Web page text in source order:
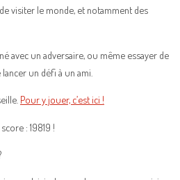
visiter le monde, et notamment des
avec un adversaire, ou même essayer de
un défi à un ami.
Pour y jouer, c’est ici !
: 19819 !